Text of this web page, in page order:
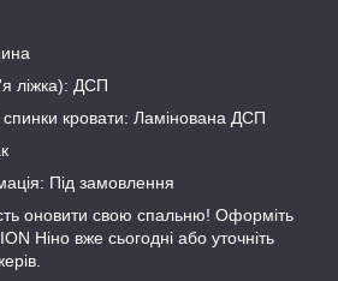
ліжка): ДСП
спинки кровати: Ламінована ДСП
Під замовлення
оновити свою спальню! Оформіть
Ніно вже сьогодні або уточніть